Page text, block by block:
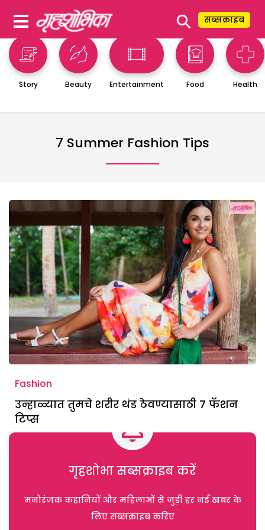
⚲ सब्सक्राइब
Story Beauty Entertainment Food Health
7 Summer Fashion Tips
Fashion
उन्हाळ्यात तुमचे शरीर थंड ठेवण्यासाठी 7 फॅशन
टिप्स
गृहशोभा सब्सक्राइब करें
मनोरंजक कहानियों और महिलाओं से जुड़ी हर नई खबर के
लिए सब्सक्राइब करिए